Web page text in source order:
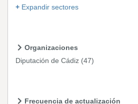
Expandir sectores
Organizaciones
Diputación de Cádiz (47)
Frecuencia de actualización